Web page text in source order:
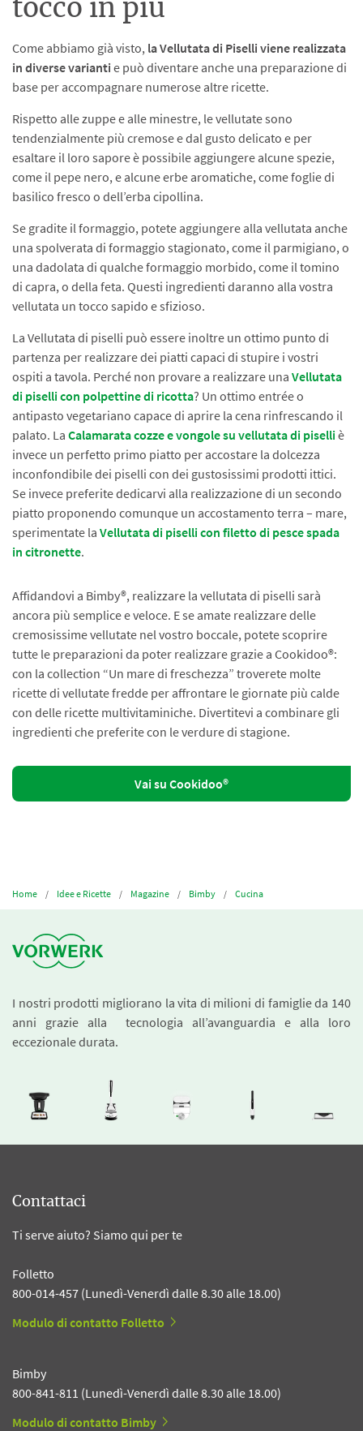
tocco in più
Come abbiamo già visto, la Vellutata di Piselli viene realizzata
in diverse varianti e può diventare anche una preparazione di
base per accompagnare numerose altre ricette.
Rispetto alle zuppe e alle minestre, le vellutate sono
tendenzialmente più cremose e dal gusto delicato e per
esaltare il loro sapore è possibile aggiungere alcune spezie,
come il pepe nero, e alcune erbe aromatiche, come foglie di
basilico fresco o dell’erba cipollina.
Se gradite il formaggio, potete aggiungere alla vellutata anche
una spolverata di formaggio stagionato, come il parmigiano, o
una dadolata di qualche formaggio morbido, come il tomino
di capra, o della feta. Questi ingredienti daranno alla vostra
vellutata un tocco sapido e sfizioso.
La Vellutata di piselli può essere inoltre un ottimo punto di
partenza per realizzare dei piatti capaci di stupire i vostri
ospiti a tavola. Perché non provare a realizzare una Vellutata
di piselli con polpettine di ricotta? Un ottimo entrée o
antipasto vegetariano capace di aprire la cena rinfrescando il
palato. La Calamarata cozze e vongole su vellutata di piselliè
invece un perfetto primo piatto per accostare la dolcezza
inconfondibile dei piselli con dei gustosissimi prodotti ittici.
Se invece preferite dedicarvi alla realizzazione di un secondo
piatto proponendo comunque un accostamento terra – mare,
sperimentate la Vellutata di piselli con filetto di pesce spada
in citronette.
Affidandovi a Bimby®, realizzare la vellutata di piselli sarà
ancora più semplice e veloce. E se amate realizzare delle
cremosissime vellutate nel vostro boccale, potete scoprire
tutte le preparazioni da poter realizzare grazie a Cookidoo®:
con la collection “Un mare di freschezza” troverete molte
ricette di vellutate fredde per affrontare le giornate più calde
con delle ricette multivitaminiche. Divertitevi a combinare gli
ingredienti che preferite con le verdure di stagione.
Vai su Cookidoo®
Home Idee e Ricette Magazine Bimby Cucina
I nostri prodotti migliorano la vita di milioni di famiglie da 140
anni grazie alla tecnologia all’avanguardia e alla loro
eccezionale durata.
Contattaci
Ti serve aiuto? Siamo qui per te
Folletto
800-014-457 (Lunedì-Venerdì dalle 8.30 alle 18.00)
Modulo di contatto Folletto
Bimby
800-841-811 (Lunedì-Venerdì dalle 8.30 alle 18.00)
Modulo di contatto Bimby